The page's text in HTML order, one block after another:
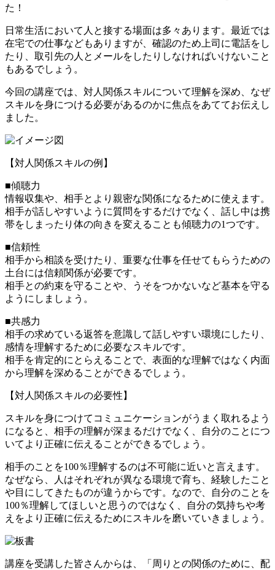
た！
日常生活において人と接する場面は多々あります。最近では
在宅での仕事などもありますが、確認のため上司に電話をし
たり、取引先の人とメールをしたりしなければいけないこと
もあるでしょう。
今回の講座では、対人関係スキルについて理解を深め、なぜ
スキルを身につける必要があるのかに焦点をあててお伝えし
ました。
【対人関係スキルの例】
■傾聴力
情報収集や、相手とより親密な関係になるために使えます。
相手が話しやすいように質問をするだけでなく、話し中は携
帯をしまったり体の向きを変えることも傾聴力の1つです。
■信頼性
相手から相談を受けたり、重要な仕事を任せてもらうための
土台には信頼関係が必要です。
相手との約束を守ることや、うそをつかないなど基本を守る
ようにしましょう。
■共感力
相手の求めている返答を意識して話しやすい環境にしたり、
感情を理解するために必要なスキルです。
相手を肯定的にとらえることで、表面的な理解ではなく内面
から理解を深めることができるでしょう。
【対人関係スキルの必要性】
スキルを身につけてコミュニケーションがうまく取れるよう
になると、相手の理解が深まるだけでなく、自分のことにつ
いてより正確に伝えることができるでしょう。
相手のことを100％理解するのは不可能に近いと言えます。
なぜなら、人はそれぞれが異なる環境で育ち、経験したこと
や目にしてきたものが違うからです。なので、自分のことを
100％理解してほしいと思うのではなく、自分の気持ちや考
えをより正確に伝えるためにスキルを磨いていきましょう。
講座を受講した皆さんからは、「周りとの関係のために、配